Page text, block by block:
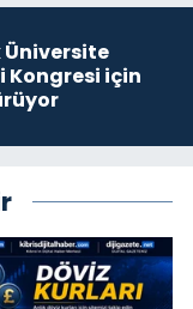
Üniversite
Kongresi için